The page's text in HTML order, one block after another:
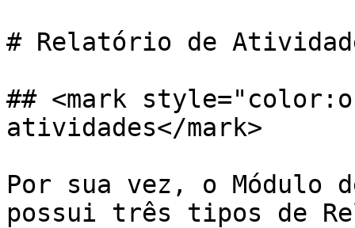
# Relatório de
## <mark
atividades</mark>
Por sua vez, o Módulo
possui três tipos de